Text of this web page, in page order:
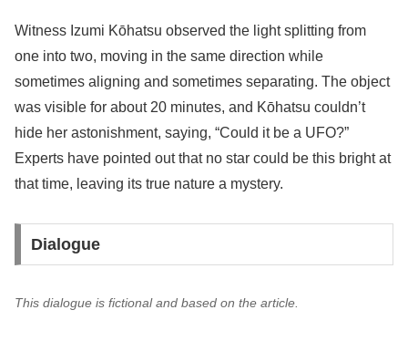
Witness Izumi Kōhatsu observed the light splitting from
one into two, moving in the same direction while
sometimes aligning and sometimes separating. The object
was visible for about 20 minutes, and Kōhatsu couldn’t
hide her astonishment, saying, “Could it be a UFO?”
Experts have pointed out that no star could be this bright at
that time, leaving its true nature a mystery.
Dialogue
This dialogue is fictional and based on the article.